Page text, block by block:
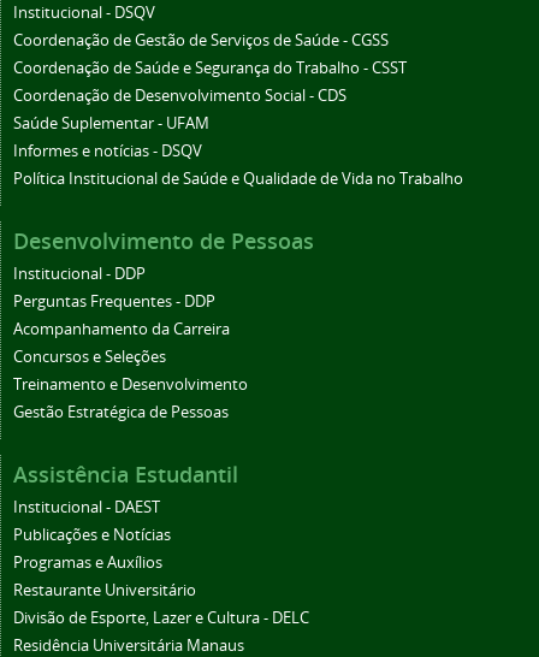
Institucional - DSQV
Coordenação de Gestão de Serviços de Saúde - CGSS
Coordenação de Saúde e Segurança do Trabalho - CSST
Coordenação de Desenvolvimento Social - CDS
Saúde Suplementar - UFAM
Informes e notícias - DSQV
Política Institucional de Saúde e Qualidade de Vida no Trabalho
Desenvolvimento de Pessoas
Institucional - DDP
Perguntas Frequentes - DDP
Acompanhamento da Carreira
Concursos e Seleções
Treinamento e Desenvolvimento
Gestão Estratégica de Pessoas
Assistência Estudantil
Institucional - DAEST
Publicações e Notícias
Programas e Auxílios
Restaurante Universitário
Divisão de Esporte, Lazer e Cultura - DELC
Residência Universitária Manaus